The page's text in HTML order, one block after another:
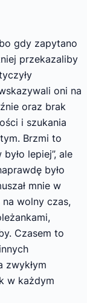
gdy zapytano
przekazaliby
oni na
oraz brak
i szukania
Brzmi to
lepiej”, ale
było
mnie w
wolny czas,
Czasem to
zwykłym
w każdym